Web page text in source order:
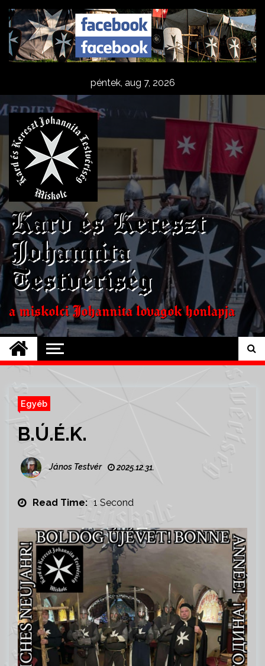
Skip
content
péntek, aug 7, 2026
Kard és Kereszt
Johannita
Testvériség
a miskolci Johannita lovagok honlapja
Egyéb
B.Ú.É.K.
János Testvér 2025.12.31.
Read Time: 1 Second